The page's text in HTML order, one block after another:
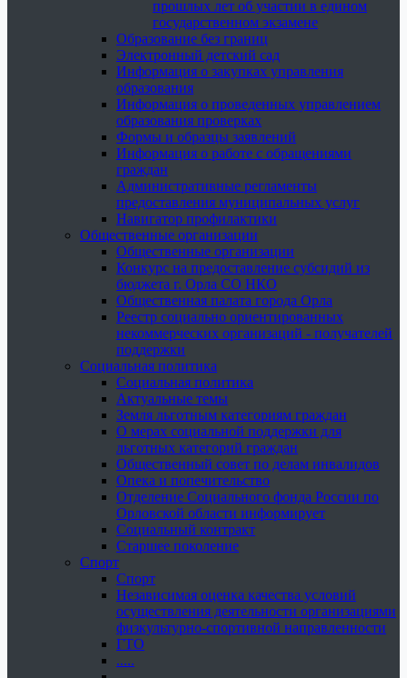
прошлых лет об участии в едином
государственном экзамене
Образование без границ
Электронный детский сад
Информация о закупках управления
образования
Информация о проведенных управлением
образования проверках
Формы и образцы заявлений
Информация о работе с обращениями
граждан
Административные регламенты
предоставления муниципальных услуг
Навигатор профилактики
Общественные организации
Общественные организации
Конкурс на предоставление субсидий из
бюджета г. Орла СО НКО
Общественная палата города Орла
Реестр социально ориентированных
некоммерческих организаций - получателей
поддержки
Социальная политика
Социальная политика
Актуальные темы
Земля льготным категориям граждан
О мерах социальной поддержки для
льготных категорий граждан
Общественный совет по делам инвалидов
Опека и попечительство
Отделение Социального фонда России по
Орловской области информирует
Социальный контракт
Старшее поколение
Спорт
Спорт
Независимая оценка качества условий
осуществления деятельности организациями
физкультурно-спортивной направленности
ГТО
.....